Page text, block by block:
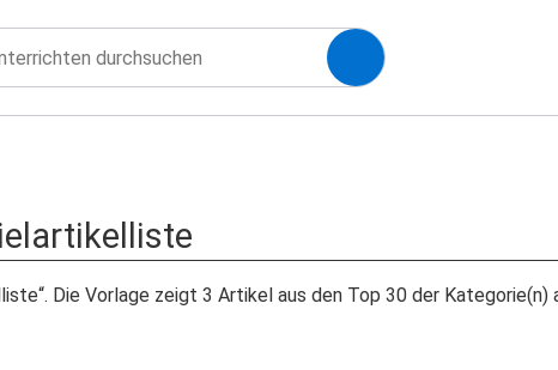
Die Vorlage zeigt 3 Artikel aus den Top 30 der